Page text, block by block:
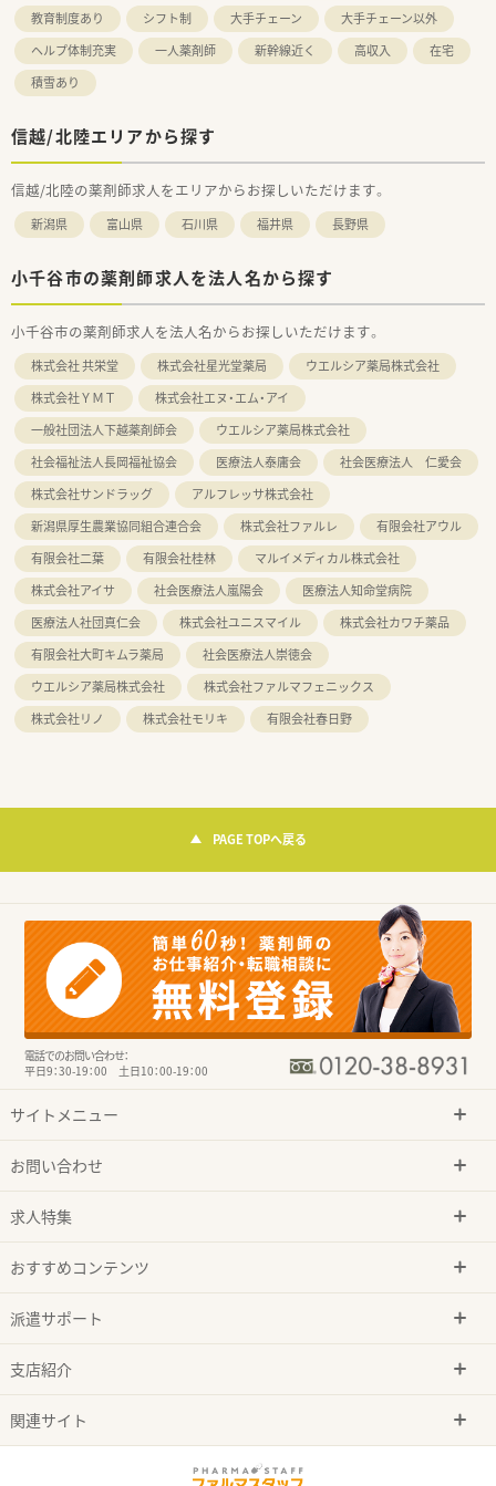
教育制度あり
シフト制 大手チェーン
大手チェーン以外
ヘルプ体制充実
一人薬剤師 新幹線近く 高収入
在宅
積雪あり
信越/北陸エリアから探す
信越/北陸の薬剤師求人をエリアからお探しいただけます。
新潟県 富山県 石川県 福井県 長野県
小千谷市の薬剤師求人を法人名から探す
小千谷市の薬剤師求人を法人名からお探しいただけます。
株式会社 共栄堂 株式会社星光堂薬局
ウエルシア薬局株式会社
株式会社ＹＭＴ
株式会社エヌ・エム・アイ
一般社団法人下越薬剤師会
ウエルシア薬局株式会社
社会福祉法人長岡福祉協会
医療法人泰庸会
社会医療法人 仁愛会
株式会社サンドラッグ
アルフレッサ株式会社
新潟県厚生農業協同組合連合会
株式会社ファルレ
有限会社アウル
有限会社二葉
有限会社桂林
マルイメディカル株式会社
株式会社アイサ
社会医療法人嵐陽会
医療法人知命堂病院
医療法人社団真仁会
株式会社ユニスマイル
株式会社カワチ薬品
有限会社大町キムラ薬局
社会医療法人崇徳会
ウエルシア薬局株式会社
株式会社ファルマフェニックス
株式会社リノ
株式会社モリキ 有限会社春日野
PAGE TOPへ戻る
電話でのお問い合わせ：
平日9：30-19：00 土日10：00-19：00
サイトメニュー
お問い合わせ
求人特集
おすすめコンテンツ
派遣サポート
支店紹介
関連サイト